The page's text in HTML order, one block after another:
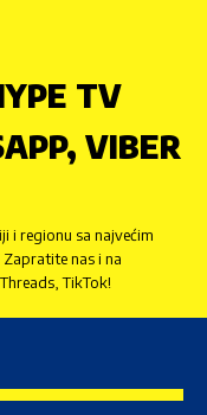
TV
VIBER
i regionu sa najvećim
nas i na
TikTok!